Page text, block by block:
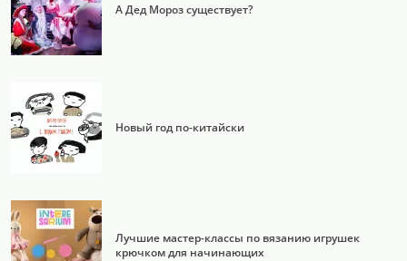
А Дед Мороз существует?
Новый год по-китайски
Лучшие мастер-классы по вязанию игрушек
крючком для начинающих